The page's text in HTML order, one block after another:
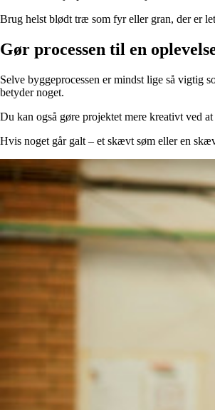
Brug helst blødt træ som fyr eller gran, der er
Gør processen til en
Selve byggeprocessen er mindst lige så vigtig
betyder noget.
Du kan også gøre projektet mere kreativt ved
Hvis noget går galt – et skævt søm eller en